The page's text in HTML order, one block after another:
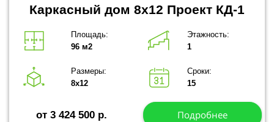
Каркасный дом 8x12 Проект КД-1
Площадь:
96 м2
Этажность:
1
Размеры:
8х12
Сроки:
15
от 3 424 500 р. Подробнее